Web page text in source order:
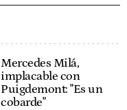
Mercedes Milá,
implacable con
Puigdemont: "Es un
cobarde"